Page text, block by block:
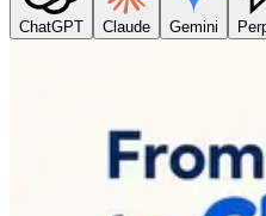
ChatGPT Claude Gemini